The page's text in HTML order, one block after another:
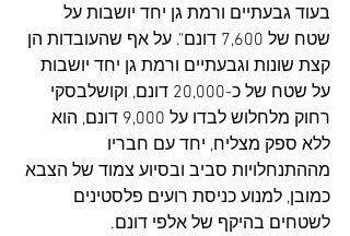
בעוד גבעתיים ורמת גן יחד יושבות על
שטח של 7,600 דונם". על אף שהעובדות הן
קצת שונות וגבעתיים ורמת גן יחד יושבות
על שטח של כ-20,000 דונם, וקושלבסקי
רחוק מלחלוש לבדו על 9,000 דונם, הוא
ללא ספק מצליח, יחד עם חבריו
מההתנחלויות סביב ובסיוע צמוד של הצבא
כמובן, למנוע כניסת רועים פלסטינים
לשטחים בהיקף של אלפי דונם.